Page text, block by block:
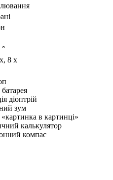
8 x
діоптрій
зум
в картинці»
калькулятор
компас